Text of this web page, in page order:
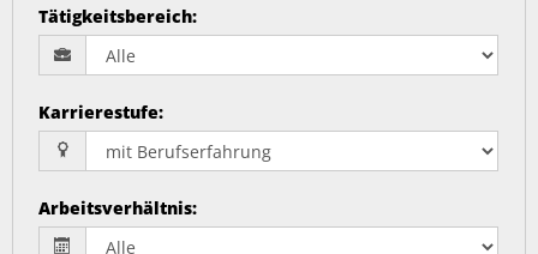
Tätigkeitsbereich:
Karrierestufe:
Arbeitsverhältnis: